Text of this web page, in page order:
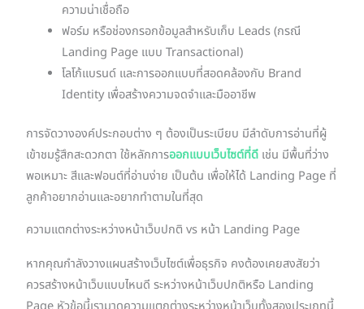
ความน่าเชื่อถือ
ฟอร์ม หรือช่องกรอกข้อมูลสำหรับเก็บ Leads (กรณี
Landing Page แบบ Transactional)
โลโก้แบรนด์ และการออกแบบที่สอดคล้องกับ Brand
Identity เพื่อสร้างความจดจำและมืออาชีพ
การจัดวางองค์ประกอบต่าง ๆ ต้องเป็นระเบียบ มีลำดับการอ่านที่ผู้
เข้าชมรู้สึกสะดวกตา ใช้หลักการออกแบบเว็บไซต์ที่ดี เช่น มีพื้นที่ว่าง
พอเหมาะ สีและฟอนต์ที่อ่านง่าย เป็นต้น เพื่อให้ได้ Landing Page ที่
ลูกค้าอยากอ่านและอยากทำตามในที่สุด
ความแตกต่างระหว่างหน้าเว็บปกติ vs หน้า Landing Page
หากคุณกำลังวางแผนสร้างเว็บไซต์เพื่อธุรกิจ คงต้องเคยสงสัยว่า
ควรสร้างหน้าเว็บแบบไหนดี ระหว่างหน้าเว็บปกติหรือ Landing